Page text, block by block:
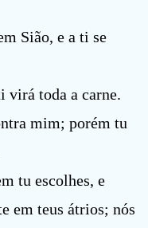
Sião, e a ti se
virá toda a carne.
mim; porém tu
tu escolhes, e
em teus átrios; nós